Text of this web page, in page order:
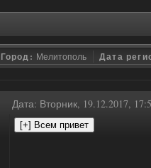
Город: Мелитополь Дата
Дата: Вторник, 19.12.2017,